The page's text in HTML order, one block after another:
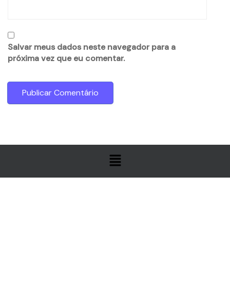
Salvar meus dados neste navegador para a
próxima vez que eu comentar.